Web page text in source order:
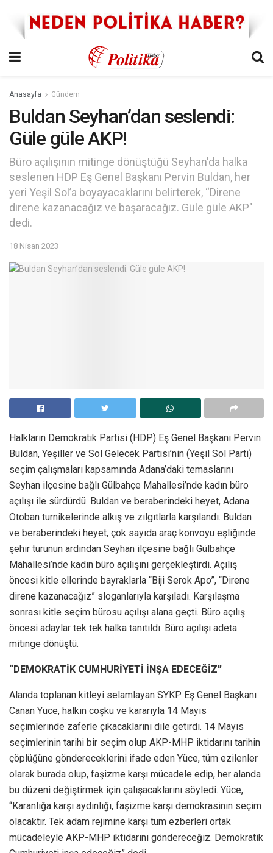
Anasayfa Gündem
Buldan Seyhan’dan seslendi:
Güle güle AKP!
Büro açılışının mitinge dönüştüğü Seyhan'da halka
seslenen HDP Eş Genel Başkanı Pervin Buldan, her
yeri Yeşil Sol’a boyayacaklarını belirterek, “Direne
direne kazanacağız ve başaracağız. Güle güle AKP"
dedi.
18 Nisan 2023
Halkların Demokratik Partisi (HDP) Eş Genel Başkanı Pervin
Buldan, Yeşiller ve Sol Gelecek Partisi’nin (Yeşil Sol Parti)
seçim çalışmaları kapsamında Adana’daki temaslarını
Seyhan ilçesine bağlı Gülbahçe Mahallesi’nde kadın büro
açılışı ile sürdürdü. Buldan ve beraberindeki heyet, Adana
Otoban turnikelerinde alkış ve zılgıtlarla karşılandı. Buldan
ve beraberindeki heyet, çok sayıda araç konvoyu eşliğinde
şehir turunun ardından Seyhan ilçesine bağlı Gülbahçe
Mahallesi’nde kadın büro açılışını gerçekleştirdi. Açılış
öncesi kitle ellerinde bayraklarla “Biji Serok Apo”, “Direne
direne kazanacağız” sloganlarıyla karşıladı. Karşılaşma
sonrası kitle seçim bürosu açılışı alana geçti. Büro açılış
öncesi adaylar tek tek halka tanıtıldı. Büro açılışı adeta
mitinge dönüştü.
“DEMOKRATİK CUMHURİYETİ İNŞA EDECEĞİZ”
Alanda toplanan kitleyi selamlayan SYKP Eş Genel Başkanı
Canan Yüce, halkın coşku ve kararıyla 14 Mayıs
seçimlerinde zaferle çıkacaklarını dile getirdi. 14 Mayıs
seçimlerinin tarihi bir seçim olup AKP-MHP iktidarını tarihin
çöplüğüne göndereceklerini ifade eden Yüce, tüm ezilenler
olarak burada olup, faşizme karşı mücadele edip, her alanda
bu düzeni değiştirmek için çalışacaklarını söyledi. Yüce,
“Karanlığa karşı aydınlığı, faşizme karşı demokrasinin seçim
olacaktır. Tek adam rejimine karşı tüm ezberleri ortak
mücadeleyle AKP-MHP iktidarını göndereceğiz. Demokratik